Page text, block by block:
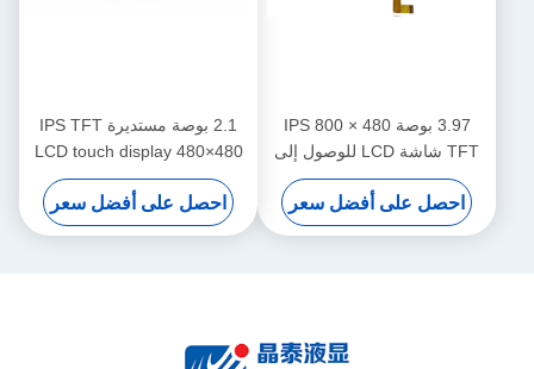
3.97 بوصة 480 × 800 IPS
TFT شاشة LCD للوصول إلى
لوحات التحكم في المنزل الذكي
احصل على أفضل سعر
2.1 بوصة مستديرة IPS TFT
LCD touch display 480×480
MIPI واجهة RGB لوحة التحكم
في المنزل الذكي
احصل على أفضل سعر